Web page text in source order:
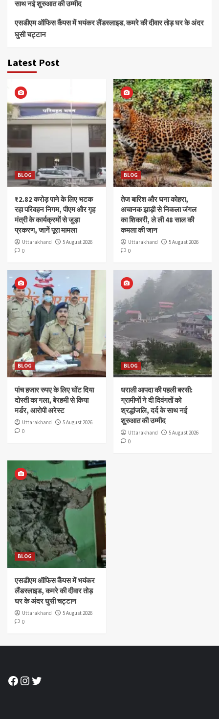
साथ नई शुरुआत की उम्मीद
एसडीएम ऑफिस कैंपस में भयंकर लैंडस्लाइड, कमरे की दीवार तोड़ घर के अंदर
घुसी चट्टान
Latest Post
BLOG
₹2.82 करोड़ पाने के लिए भटक
रहा परिवहन निगम, पीएम और गृह
मंत्री के कार्यक्रमों से जुड़ा
प्रकरण, जानें पूरा मामला
Uttarakhand
5 August 2026
0
BLOG
तेज बारिश और घना कोहरा,
अचानक झाड़ी से निकला जंगल
का शिकारी, ले ली 48 साल की
कमला की जान
Uttarakhand
5 August 2026
0
BLOG
पांच हजार रुपए के लिए घोंट दिया
दोस्ती का गला, बेरहमी से किया
मर्डर, आरोपी अरेस्ट
Uttarakhand
5 August 2026
0
BLOG
धराली आपदा की पहली बरसी:
ग्रामीणों ने दी दिवंगतों को
श्रद्धांजलि, दर्द के साथ नई
शुरुआत की उम्मीद
Uttarakhand
5 August 2026
0
BLOG
एसडीएम ऑफिस कैंपस में भयंकर
लैंडस्लाइड, कमरे की दीवार तोड़
घर के अंदर घुसी चट्टान
Uttarakhand
5 August 2026
0
Facebook
Instagram
Twitter